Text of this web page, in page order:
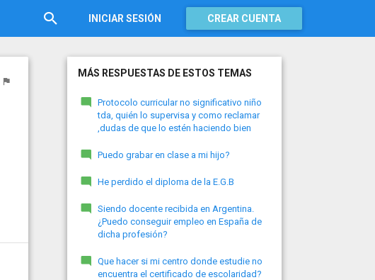
INICIAR SESIÓN CREAR CUENTA
MÁS RESPUESTAS DE ESTOS TEMAS
Protocolo curricular no significativo niño
tda, quién lo supervisa y como reclamar
,dudas de que lo estén haciendo bien
Puedo grabar en clase a mi hijo?
He perdido el diploma de la E.G.B
Siendo docente recibida en Argentina.
¿Puedo conseguir empleo en España de
dicha profesión?
Que hacer si mi centro donde estudie no
encuentra el certificado de escolaridad?